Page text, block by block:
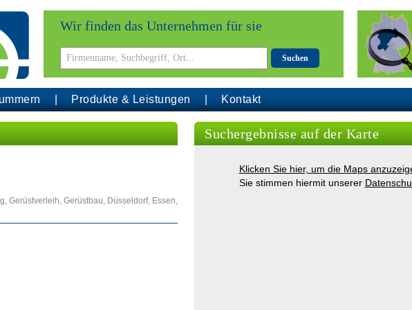
Wir finden das Unternehmen für sie
Suchen
Produkte & Leistungen Kontakt
Gerüstverleih, Gerüstbau, Düsseldorf, Essen,
Suchergebnisse auf der Karte
Klicken Sie hier, um die Maps
Sie stimmen hiermit unserer